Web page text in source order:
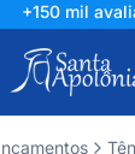
+150 mil